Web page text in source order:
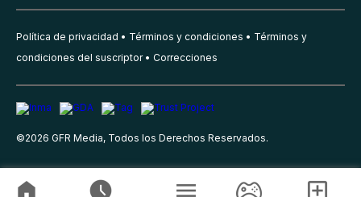
Política de privacidad Términos y condiciones
Términos y
condiciones del suscriptor
Correcciones
©2026 GFR Media, Todos los Derechos Reservados.